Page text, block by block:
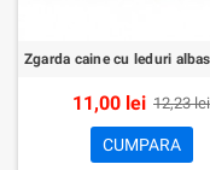
11,00 lei 12,23 lei
CUMPARA